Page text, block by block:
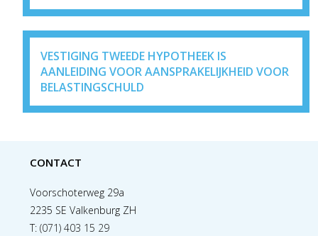
VESTIGING TWEEDE HYPOTHEEK IS
AANLEIDING VOOR AANSPRAKELIJKHEID VOOR
BELASTINGSCHULD
CONTACT
Voorschoterweg 29a
2235 SE Valkenburg ZH
T:(071) 403 15 29